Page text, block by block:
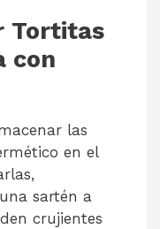
Tortitas
con
las
en el
sartén a
crujientes